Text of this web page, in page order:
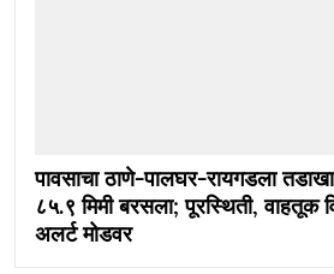
पावसाचा ठाणे-पालघर-रायगडला
८५.९ मिमी बरसला; पूरस्थिती, वाहतूक
अलर्ट मोडवर